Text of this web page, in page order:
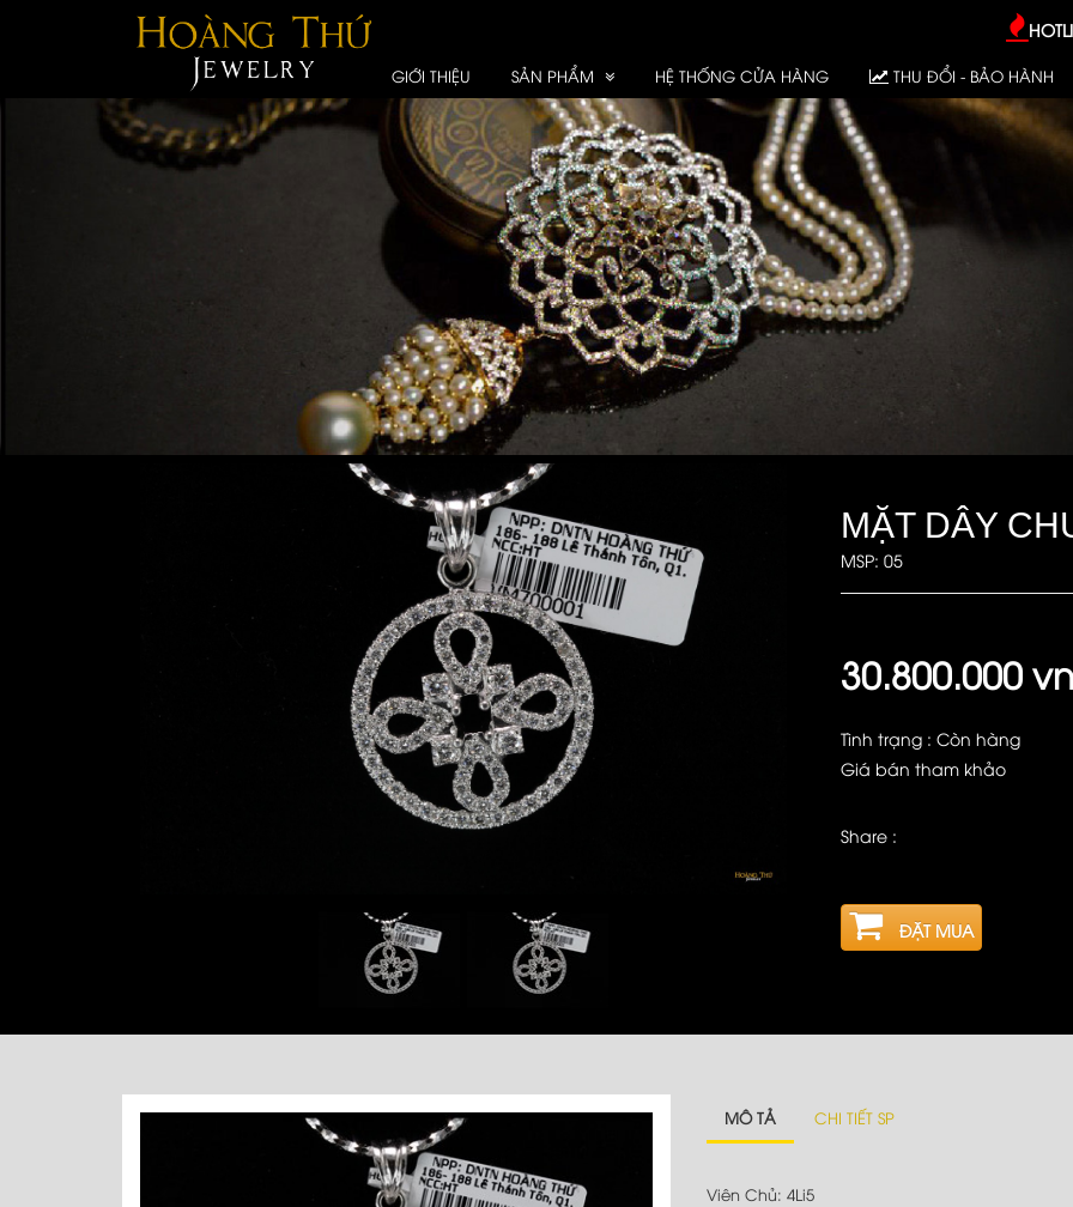
GIỚI THIỆU SẢN PHẨM HỆ THỐNG CỬA HÀNG THU ĐỔI - BẢO HÀNH
MẶT DÂY
MSP: 05
30.800.000
Tình trạng : Còn hàng
Giá bán tham khảo
Share :
ĐẶT MUA
MÔ TẢ CHI TIẾT SP
Viên Chủ: 4Li5